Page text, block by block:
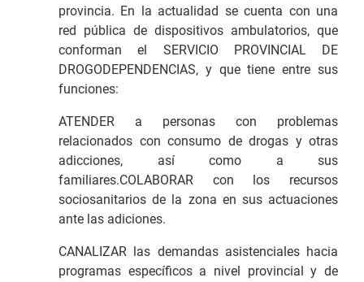
provincia. En la actualidad se cuenta con una
red pública de dispositivos ambulatorios, que
conforman el SERVICIO PROVINCIAL DE
DROGODEPENDENCIAS, y que tiene entre sus
funciones:
ATENDER a personas con problemas
relacionados con consumo de drogas y otras
adicciones, así como a sus
familiares.COLABORAR con los recursos
sociosanitarios de la zona en sus actuaciones
ante las adiciones.
CANALIZAR las demandas asistenciales hacia
programas específicos a nivel provincial y de